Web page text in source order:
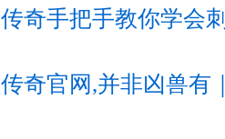
奇手把手教你学会
奇官网,并非凶兽有